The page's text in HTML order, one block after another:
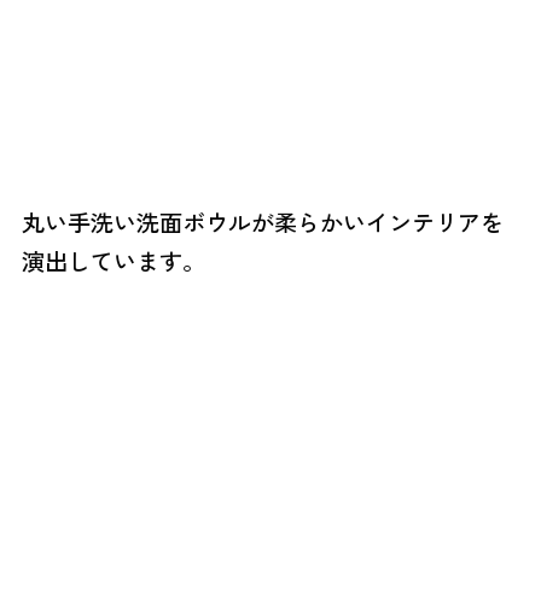
丸い手洗い洗面ボウルが柔らかいインテリアを
演出しています。